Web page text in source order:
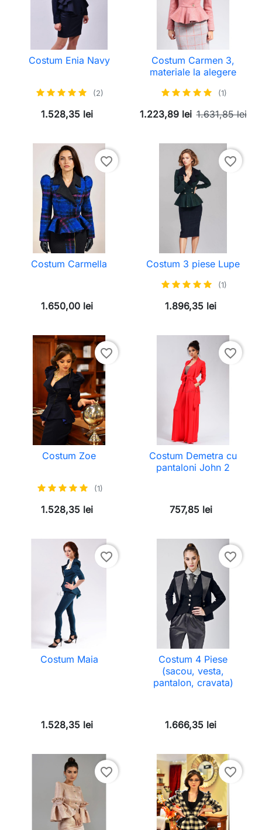
Costum Enia Navy
(2)
1.528,35 lei
Costum Carmen 3,
materiale la alegere
(1)
1.223,89 lei 1.631,85 lei
favorite_border
Costum Carmella
1.650,00 lei
favorite_border
Costum 3 piese Lupe
(1)
1.896,35 lei
favorite_border
Costum Zoe
(1)
1.528,35 lei
favorite_border
Costum Demetra cu
pantaloni John 2
757,85 lei
favorite_border
Costum Maia
1.528,35 lei
favorite_border
Costum 4 Piese
(sacou, vesta,
pantalon, cravata)
1.666,35 lei
favorite_border favorite_border